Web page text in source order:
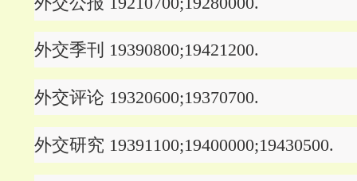
外交季刊 19390800;19421200.
外交评论 19320600;19370700.
外交研究 19391100;19400000;19430500.